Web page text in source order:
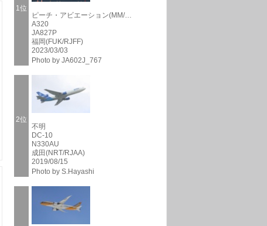
1位
ピーチ・アビエーション(MM/…
A320
JA827P
福岡(FUK/RJFF)
2023/03/03
Photo by JA602J_767
2位
不明
DC-10
N330AU
成田(NRT/RJAA)
2019/08/15
Photo by S.Hayashi